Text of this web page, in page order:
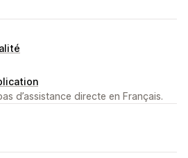
d’assistance directe en Français.